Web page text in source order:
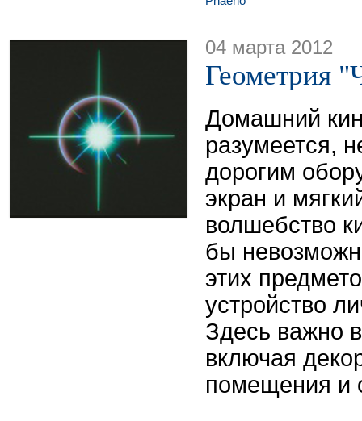
04 марта 2012
Геометрия
Домашний
разумеется,
дорогим
экран и
волшебство
бы
этих
устройство
Здесь важно
включая
помещения и